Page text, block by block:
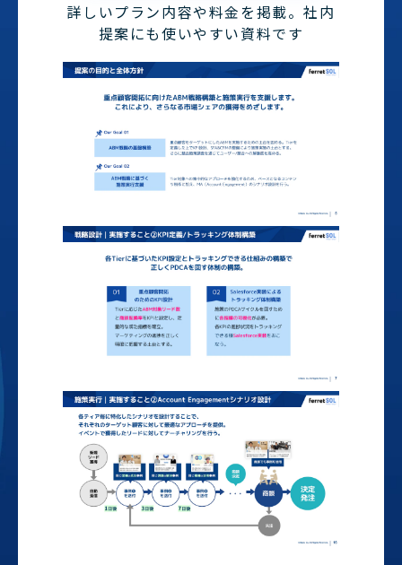
詳しいプラン内容や料金を掲載。社内
提案にも使いやすい資料です